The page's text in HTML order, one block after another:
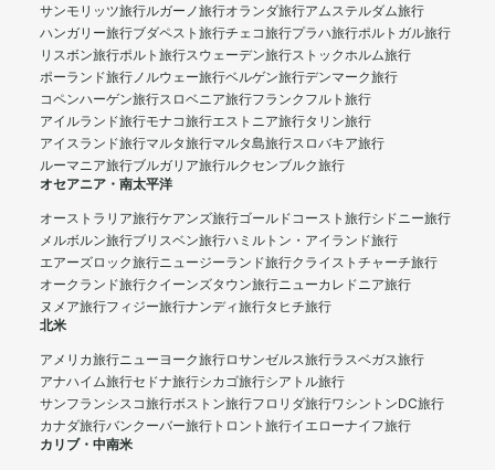
サンモリッツ旅行ルガーノ旅行オランダ旅行アムステルダム旅行
ハンガリー旅行ブダペスト旅行チェコ旅行プラハ旅行ポルトガル旅行
リスボン旅行ポルト旅行スウェーデン旅行ストックホルム旅行
ポーランド旅行ノルウェー旅行ベルゲン旅行デンマーク旅行
コペンハーゲン旅行スロベニア旅行フランクフルト旅行
アイルランド旅行モナコ旅行エストニア旅行タリン旅行
アイスランド旅行マルタ旅行マルタ島旅行スロバキア旅行
ルーマニア旅行ブルガリア旅行ルクセンブルク旅行
オセアニア・南太平洋
オーストラリア旅行ケアンズ旅行ゴールドコースト旅行シドニー旅行
メルボルン旅行ブリスベン旅行ハミルトン・アイランド旅行
エアーズロック旅行ニュージーランド旅行クライストチャーチ旅行
オークランド旅行クイーンズタウン旅行ニューカレドニア旅行
ヌメア旅行フィジー旅行ナンディ旅行タヒチ旅行
北米
アメリカ旅行ニューヨーク旅行ロサンゼルス旅行ラスベガス旅行
アナハイム旅行セドナ旅行シカゴ旅行シアトル旅行
サンフランシスコ旅行ボストン旅行フロリダ旅行ワシントンDC旅行
カナダ旅行バンクーバー旅行 トロント旅行イエローナイフ旅行
カリブ・中南米